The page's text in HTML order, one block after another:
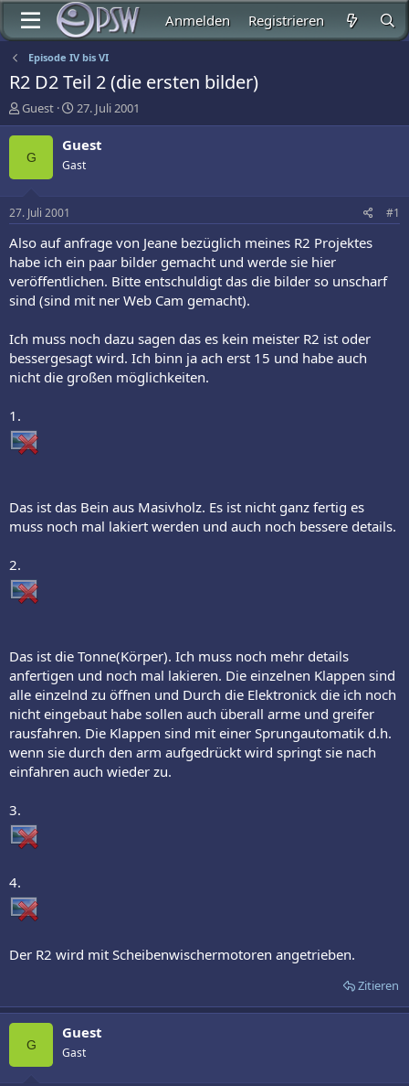
Anmelden Registrieren
Episode IV bis VI
R2 D2 Teil 2 (die ersten bilder)
E
r
s
l
e
r
Guest
E
r
s
e
t
a
27. Juli 2001
G
Guest
Gast
27. Juli 2001 #1
Also auf anfrage von Jeane bezüglich meines R2 Projektes
habe ich ein paar bilder gemacht und werde sie hier
veröffentlichen. Bitte entschuldigt das die bilder so unscharf
sind (sind mit ner Web Cam gemacht).
Ich muss noch dazu sagen das es kein meister R2 ist oder
bessergesagt wird. Ich binn ja ach erst 15 und habe auch
nicht die großen möglichkeiten.
1.
Das ist das Bein aus Masivholz. Es ist nicht ganz fertig es
muss noch mal lakiert werden und auch noch bessere details.
2.
Das ist die Tonne(Körper). Ich muss noch mehr details
anfertigen und noch mal lakieren. Die einzelnen Klappen sind
alle einzelnd zu öffnen und Durch die Elektronick die ich noch
nicht eingebaut habe sollen auch überall arme und greifer
rausfahren. Die Klappen sind mit einer Sprungautomatik d.h.
wenn sie durch den arm aufgedrückt wird springt sie nach
einfahren auch wieder zu.
3.
4.
Der R2 wird mit Scheibenwischermotoren angetrieben.
Zitieren
G
Guest
Gast